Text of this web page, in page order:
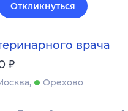
Откликнуться
врача
₽
Орехово